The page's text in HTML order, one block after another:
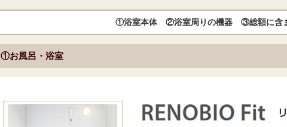
①浴室本体 ②浴室周りの機器 ③総額に含
①お風呂・浴室